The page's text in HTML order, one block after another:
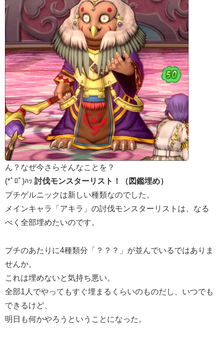
ん？なぜ今さらそんなことを？
(*ﾟﾛﾟ)ﾊｯ 討伐モンスターリスト！（図鑑埋め）
プチゲルニックは新しい種類なのでした。
メインキャラ「アキラ」の討伐モンスターリストは、なる
べく全部埋めたいのです。
プチのあたりに4種類分「？？？」が並んでいるではありま
せんか。
これは埋めないと気持ち悪い。
全部1人でやってもすぐ埋まるくらいのものだし、いつでも
できるけど、
明日も何かやろうということになった。